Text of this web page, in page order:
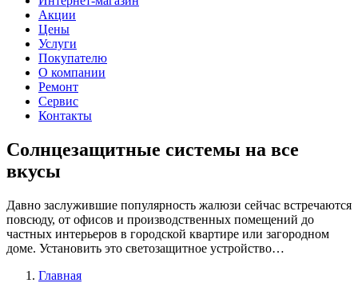
Акции
Цены
Услуги
Покупателю
О компании
Ремонт
Сервис
Контакты
Солнцезащитные системы на все
вкусы
Давно заслужившие популярность жалюзи сейчас встречаются
повсюду, от офисов и производственных помещений до
частных интерьеров в городской квартире или загородном
доме. Установить это светозащитное устройство…
Главная